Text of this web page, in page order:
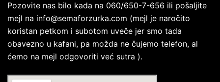
Pozovite nas bilo kada na 060/650-7-656 ili pošaljite
mejl na info@semaforzurka.com (mejl je naročito
koristan petkom i subotom uveče jer smo tada
obavezno u kafani, pa možda ne čujemo telefon, al
ćemo na mejl odgovoriti već sutra ).